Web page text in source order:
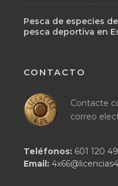
Pesca de especies
pesca deportiva en
CONTACTO
Contacte
correo
Teléfonos: 601 120
Email: